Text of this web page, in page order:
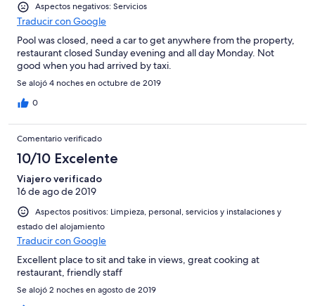
Aspectos negativos: Servicios
Traducir con Google
Pool was closed, need a car to get anywhere from the property,
restaurant closed Sunday evening and all day Monday. Not
good when you had arrived by taxi.
Se alojó 4 noches en octubre de 2019
0
Comentario verificado
10/10 Excelente
Viajero verificado
16 de ago de 2019
Aspectos positivos: Limpieza, personal, servicios y instalaciones y
estado del alojamiento
Traducir con Google
Excellent place to sit and take in views, great cooking at
restaurant, friendly staff
Se alojó 2 noches en agosto de 2019